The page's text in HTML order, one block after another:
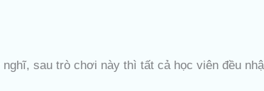
sau trò chơi này thì tất cả học viên đều